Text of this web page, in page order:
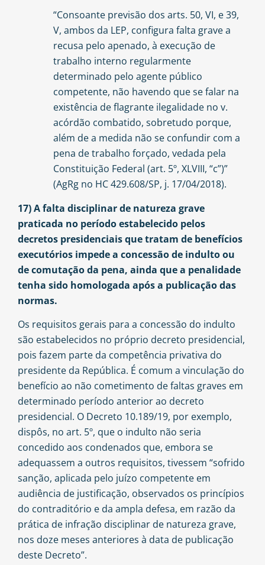
“Consoante previsão dos arts. 50, VI, e 39,
V, ambos da LEP, configura falta grave a
recusa pelo apenado, à execução de
trabalho interno regularmente
determinado pelo agente público
competente, não havendo que se falar na
existência de flagrante ilegalidade no v.
acórdão combatido, sobretudo porque,
além de a medida não se confundir com a
pena de trabalho forçado, vedada pela
Constituição Federal (art. 5º, XLVIII, “c”)”
(AgRg no HC 429.608/SP, j. 17/04/2018).
17) A falta disciplinar de natureza grave
praticada no período estabelecido pelos
decretos presidenciais que tratam de benefícios
executórios impede a concessão de indulto ou
de comutação da pena, ainda que a penalidade
tenha sido homologada após a publicação das
normas.
Os requisitos gerais para a concessão do indulto
são estabelecidos no próprio decreto presidencial,
pois fazem parte da competência privativa do
presidente da República. É comum a vinculação do
benefício ao não cometimento de faltas graves em
determinado período anterior ao decreto
presidencial. O Decreto 10.189/19, por exemplo,
dispôs, no art. 5º, que o indulto não seria
concedido aos condenados que, embora se
adequassem a outros requisitos, tivessem “sofrido
sanção, aplicada pelo juízo competente em
audiência de justificação, observados os princípios
do contraditório e da ampla defesa, em razão da
prática de infração disciplinar de natureza grave,
nos doze meses anteriores à data de publicação
deste Decreto”.